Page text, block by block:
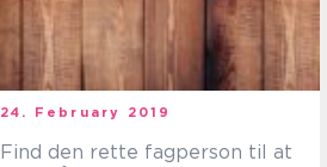
24. February 2019
Find den rette fagperson til at